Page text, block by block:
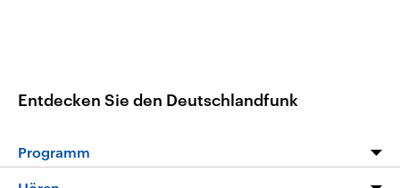
Entdecken Sie den Deutschlandfunk
Programm